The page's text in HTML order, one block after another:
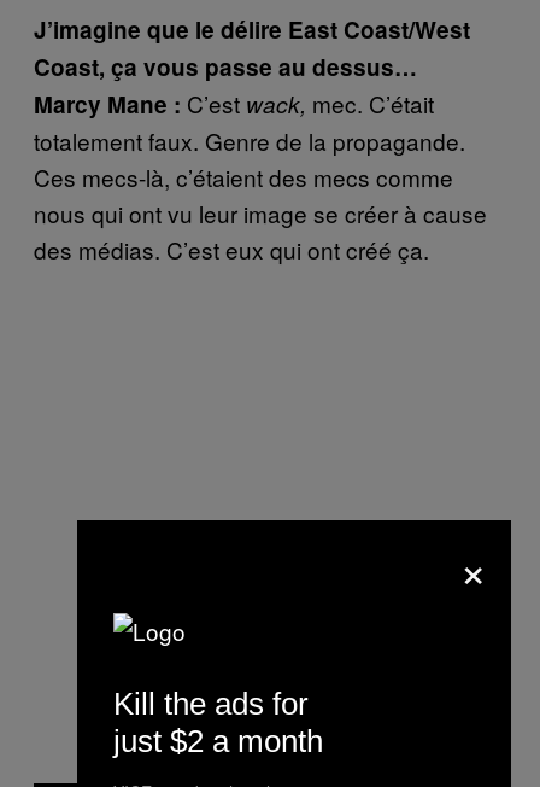
J’imagine que le délire East Coast/West
Coast, ça vous passe au dessus…
Marcy Mane : C’est wack, mec. C’était
totalement faux. Genre de la propagande.
Ces mecs-là, c’étaient des mecs comme
nous qui ont vu leur image se créer à cause
des médias. C’est eux qui ont créé ça.
×
Kill the ads for
just $2 a month